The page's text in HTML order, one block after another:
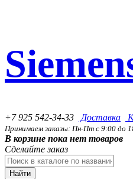
+7 925 542-34-33 Доставка
Принимаем заказы: Пн-Пт с 9:00 до
В корзине пока нет товаров
Сделайте заказ
Найти